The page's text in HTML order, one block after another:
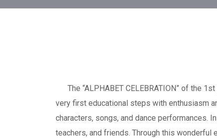
The “ALPHABET CELEBRATION” of the
very first educational steps with enthusiasm
characters, songs, and dance performances.
teachers, and friends. Through this wonderful